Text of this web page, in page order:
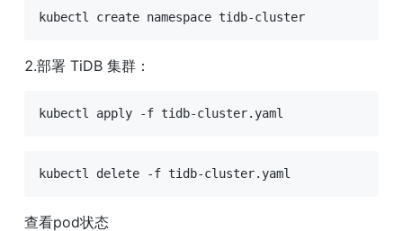
kubectl create namespace tidb-cluster
2.部署 TiDB 集群：
kubectl apply -f tidb-cluster.yaml
kubectl delete -f tidb-cluster.yaml
查看pod状态